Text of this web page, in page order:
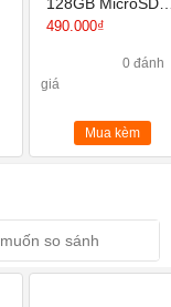
128GB MicroSD
Ultra - Hàng
490.000₫
0 đánh
giá
Mua kèm